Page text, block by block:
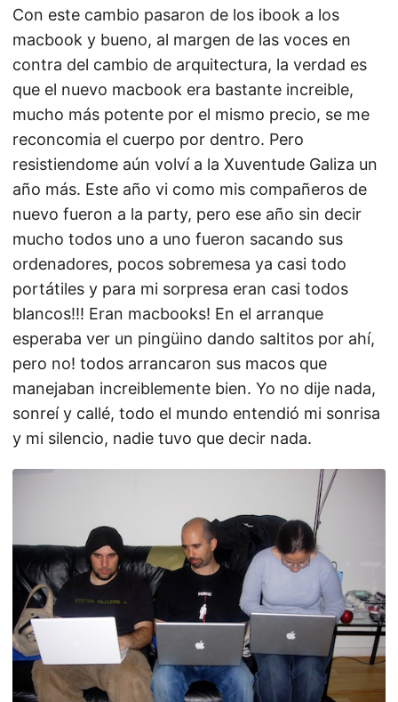
Con este cambio pasaron de los ibook a los
macbook y bueno, al margen de las voces en
contra del cambio de arquitectura, la verdad es
que el nuevo macbook era bastante increible,
mucho más potente por el mismo precio, se me
reconcomia el cuerpo por dentro. Pero
resistiendome aún volví a la Xuventude Galiza un
año más. Este año vi como mis compañeros de
nuevo fueron a la party, pero ese año sin decir
mucho todos uno a uno fueron sacando sus
ordenadores, pocos sobremesa ya casi todo
portátiles y para mi sorpresa eran casi todos
blancos!!! Eran macbooks! En el arranque
esperaba ver un pingüino dando saltitos por ahí,
pero no! todos arrancaron sus macos que
manejaban increiblemente bien. Yo no dije nada,
sonreí y callé, todo el mundo entendió mi sonrisa
y mi silencio, nadie tuvo que decir nada.